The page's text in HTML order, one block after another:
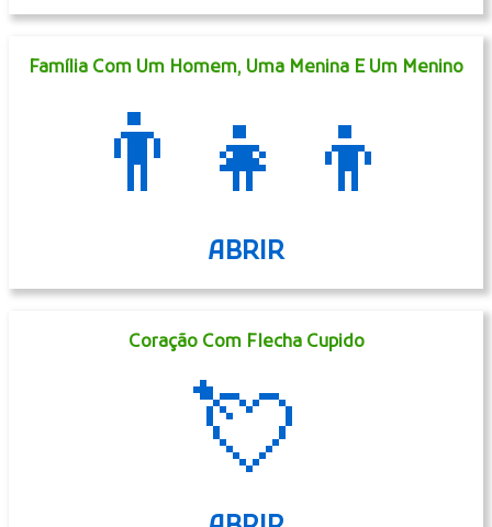
Família Com Um Homem, Uma Menina E Um Menino
👨‍👧‍👦
ABRIR
Coração Com Flecha Cupido
💘